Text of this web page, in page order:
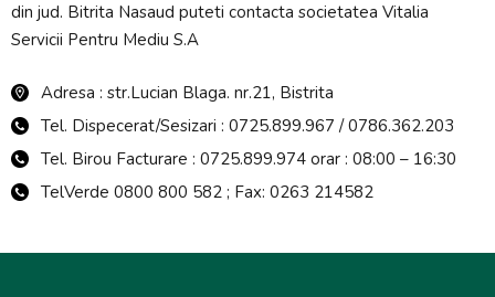
din jud. Bitrita Nasaud puteti contacta societatea Vitalia
Servicii Pentru Mediu S.A
Adresa : str.Lucian Blaga. nr.21, Bistrita
Tel. Dispecerat/Sesizari : 0725.899.967 / 0786.362.203
Tel. Birou Facturare : 0725.899.974 orar : 08:00 – 16:30
TelVerde 0800 800 582 ; Fax: 0263 214582